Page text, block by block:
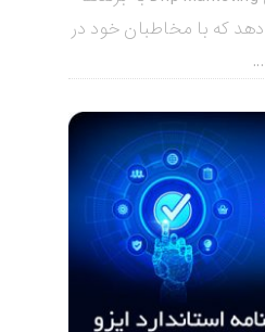
که با مخاطبان خود در